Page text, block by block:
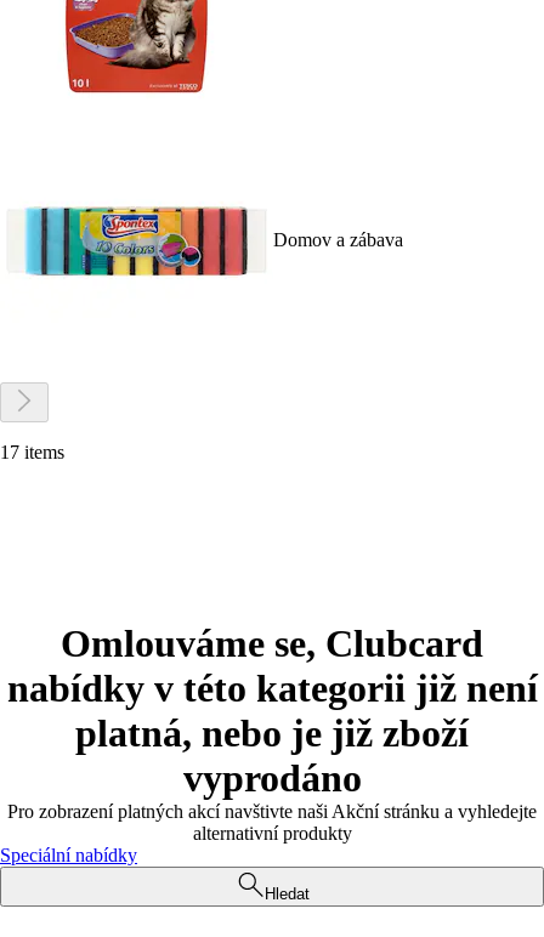
Domov a zábava
17 items
Omlouváme se, Clubcard
nabídky v této kategorii již není
platná, nebo je již zboží
vyprodáno
Pro zobrazení platných akcí navštivte naši Akční stránku a vyhledejte
alternativní produkty
Speciální nabídky
Hledat